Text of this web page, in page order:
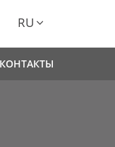
RU
КОНТАКТЫ